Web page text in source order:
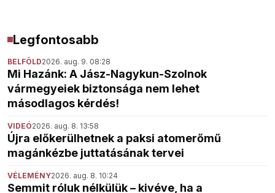
Legfontosabb
BELFÖLD2026. aug. 9. 08:28
Mi Hazánk: A Jász-Nagykun-Szolnok
vármegyeiek biztonsága nem lehet
másodlagos kérdés!
VIDEÓ2026. aug. 8. 13:58
Újra előkerülhetnek a paksi atomerőmű
magánkézbe juttatásának tervei
VÉLEMÉNY2026. aug. 8. 10:24
Semmit róluk nélkülük – kivéve, ha a